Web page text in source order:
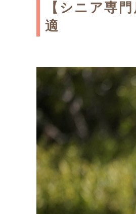
【シニア専
適